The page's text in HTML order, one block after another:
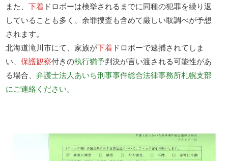
また、下着 ドロボーは検挙されるまでに同種の犯罪を繰り返
していることも多く、余罪捜査も含めて厳しい取調べが予想
されます。
北海道滝川市にて、家族が下着 ドロボーで逮捕されてしま
い、保護観察付きの執行猶予判決が言い渡される可能性があ
る場合、弁護士法人あいち刑事事件総合法律事務所札幌支部
にご連絡ください。